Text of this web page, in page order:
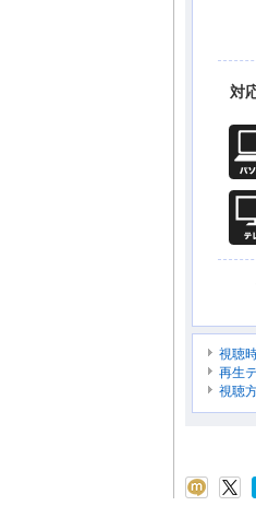
対
視聴
再生
視聴